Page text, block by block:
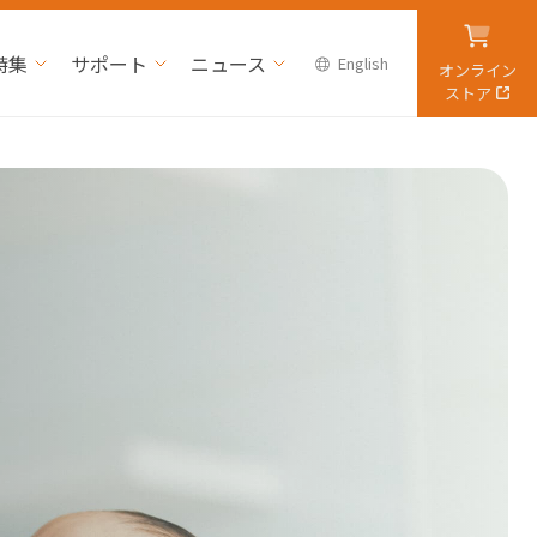
集 サポート ニュース English
オンライン
ストア